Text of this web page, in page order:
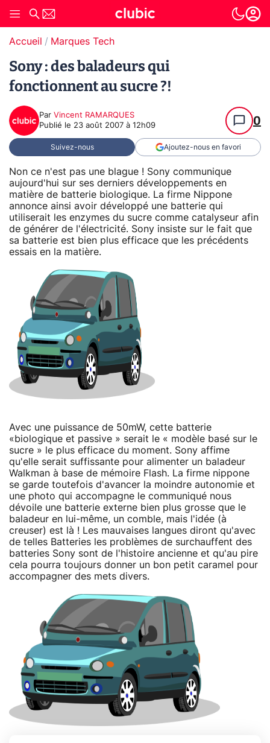
Accueil Marques Tech
Sony : des baladeurs qui
fonctionnent au sucre ?!
Par Vincent RAMARQUES
Publié le 23 août 2007 à 12h09 0
Suivez-nous Ajoutez-nous en favori
Non ce n'est pas une blague ! Sony communique
aujourd'hui sur ses derniers développements en
matière de batterie biologique. La firme Nippone
annonce ainsi avoir développé une batterie qui
utiliserait les enzymes du sucre comme catalyseur afin
de générer de l'électricité. Sony insiste sur le fait que
sa batterie est bien plus efficace que les précédents
essais en la matière.
Avec une puissance de 50mW, cette batterie
«biologique et passive » serait le « modèle basé sur le
sucre » le plus efficace du moment. Sony affime
qu'elle serait suffissante pour alimenter un baladeur
Walkman à base de mémoire Flash. La firme nippone
se garde toutefois d'avancer la moindre autonomie et
une photo qui accompagne le communiqué nous
dévoile une batterie externe bien plus grosse que le
baladeur en lui-même, un comble, mais l'idée (à
creuser) est là ! Les mauvaises langues diront qu'avec
de telles Batteries les problèmes de surchauffent des
batteries Sony sont de l'histoire ancienne et qu'au pire
cela pourra toujours donner un bon petit caramel pour
accompagner des mets divers.